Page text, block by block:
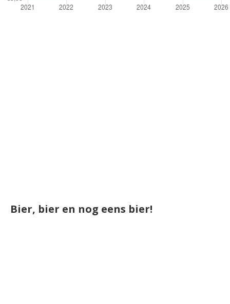
Bier, bier en nog eens bier!